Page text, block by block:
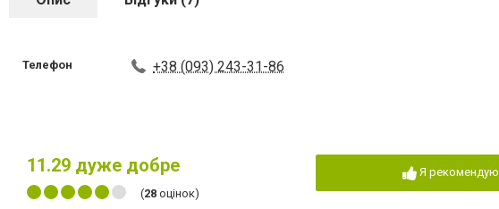
Телефон +38 (093) 243-31-86
11.29 дуже добре
(28 оцінок)
Я рекомендую